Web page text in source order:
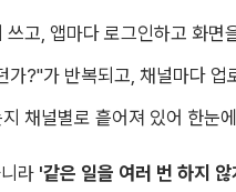
고, 앱마다 로그인하고 화면
?"가 반복되고, 채널마다 업
채널별로 흩어져 있어 한눈
라 '같은 일을 여러 번 하지